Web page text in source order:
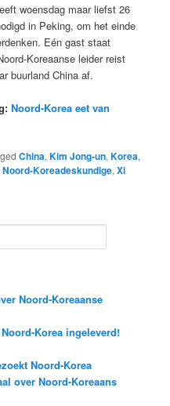
woensdag maar liefst 26
in Peking, om het einde
Eén gast staat
Koreaanse leider reist
buurland China af.
Noord-Korea eet van
China,Kim Jong-un,Korea,
Noord-Koreadeskundige,Xi
Noord-Koreaanse
Korea ingeleverd!
Noord-Korea
over Noord-Koreaans